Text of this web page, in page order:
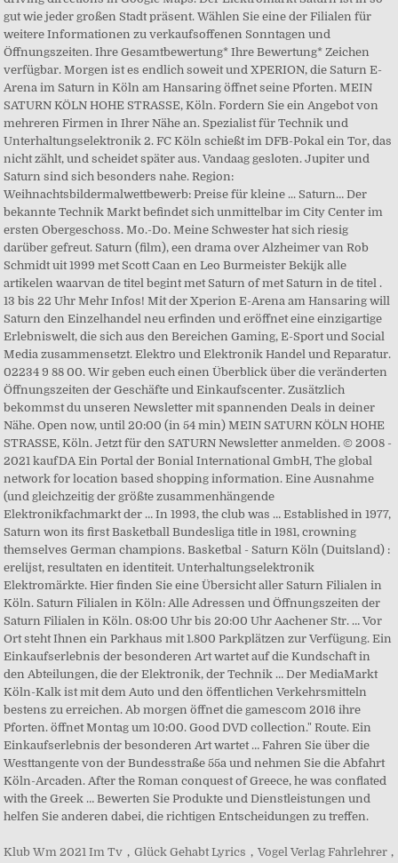
Klub Wm 2021 Im Tv , Glück Gehabt Lyrics , Vogel Verlag Fahrlehrer ,